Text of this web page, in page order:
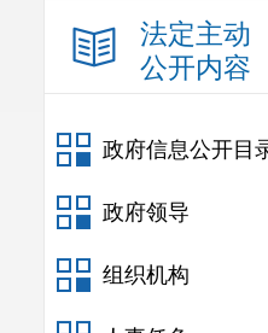
法定主动
公开内容
政府信息公开目
政府领导
组织机构